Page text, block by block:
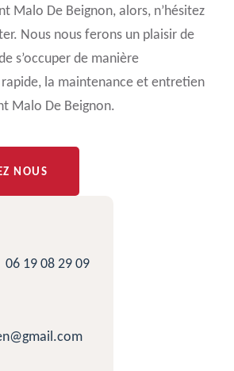
Malo De Beignon, alors, n’hésitez
Nous nous ferons un plaisir de
s’occuper de manière
la maintenance et entretien
Malo De Beignon.
NOUS
06 19 08 29 09